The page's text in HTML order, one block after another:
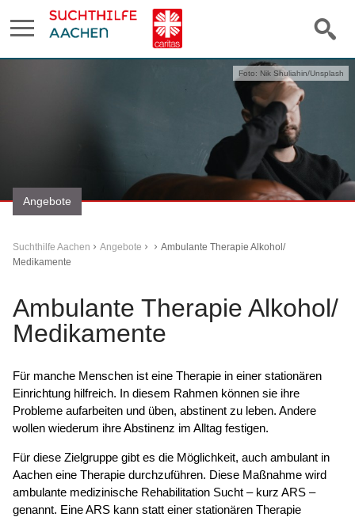
Angebote
Foto: Nik Shuliahin/Unsplash
Suchthilfe Aachen Angebote
Ambulante Therapie Alkohol/
Medikamente
Ambulante Therapie Alkohol/
Medikamente
Für manche Menschen ist eine Therapie in einer stationären
Einrichtung hilfreich. In diesem Rahmen können sie ihre
Probleme aufarbeiten und üben, abstinent zu leben. Andere
wollen wiederum ihre Abstinenz im Alltag festigen.
Für diese Zielgruppe gibt es die Möglichkeit, auch ambulant in
Aachen eine Therapie durchzuführen. Diese Maßnahme wird
ambulante medizinische Rehabilitation Sucht – kurz ARS –
genannt. Eine ARS kann statt einer stationären Therapie